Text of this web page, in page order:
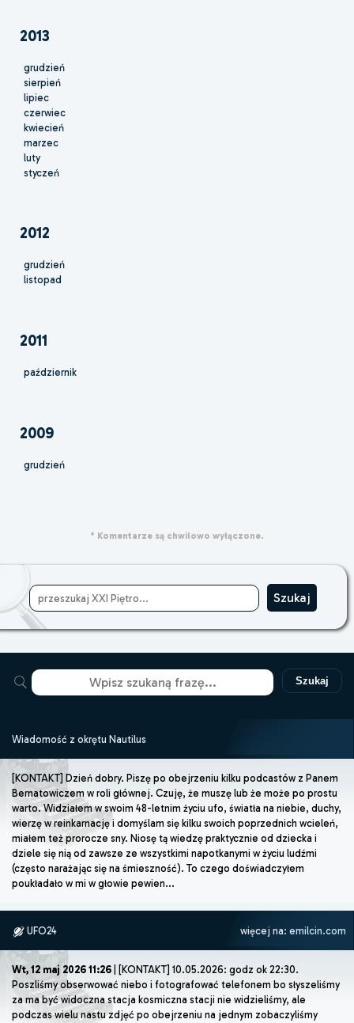
2013
grudzień
sierpień
lipiec
czerwiec
kwiecień
marzec
luty
styczeń
2012
grudzień
listopad
2011
październik
2009
grudzień
* Komentarze są chwilowo wyłączone.
Szukaj
Wiadomość z okrętu Nautilus
[KONTAKT] Dzień dobry. Piszę po obejrzeniu kilku podcastów z Panem
Bernatowiczem w roli głównej. Czuję, że muszę lub że może po prostu
warto. Widziałem w swoim 48-letnim życiu ufo, światła na niebie, duchy,
wierzę w reinkarnację i domyślam się kilku swoich poprzednich wcieleń,
miałem też prorocze sny. Niosę tą wiedzę praktycznie od dziecka i
dziele się nią od zawsze ze wszystkimi napotkanymi w życiu ludźmi
(często narażając się na śmieszność). To czego doświadczyłem
poukładało w mi w głowie pewien...
UFO24 więcej na: emilcin.com
Wt, 12 maj 2026 11:26 | [KONTAKT] 10.05.2026: godz ok 22:30.
Poszliśmy obserwować niebo i fotografować telefonem bo słyszeliśmy
za ma być widoczna stacja kosmiczna stacji nie widzieliśmy, ale
podczas wielu nastu zdjęć po obejrzeniu na jednym zobaczyliśmy